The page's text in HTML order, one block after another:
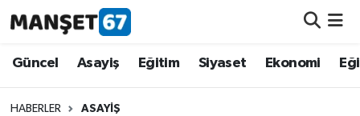
Güncel Asayiş Eğitim Siyaset Ekonomi
HABERLER ASAYIŞ
Güncel
Asayiş